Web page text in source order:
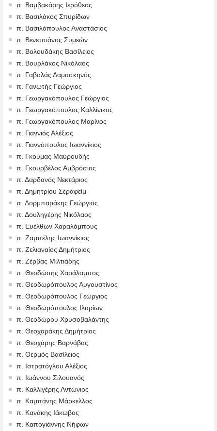
π. Βαμβακάρης Ιερόθεος
π. Βασιλάκος Σπυρίδων
π. Βασιλόπουλος Αναστάσιος
π. Βενετσιάνος Συμεών
π. Βολουδάκης Βασίλειος
π. Βουρλάκος Νικόλαος
π. Γαβαλάς Δαμασκηνός
π. Γανωτής Γεώργιος
π. Γεωργακόπουλος Γεώργιος
π. Γεωργακόπουλος Καλλίνικος
π. Γεωργακόπουλος Μαρίνος
π. Γιαννιός Αλέξιος
π. Γιαννόπουλος Ιωαννίκιος
π. Γκούμας Μαυρουδής
π. Γκουρβέλος Αμβρόσιος
π. Δαρδανός Νεκτάριος
π. Δημητρίου Σεραφείμ
π. Δορμπαράκης Γεώργιος
π. Δουληγέρης Νικόλαος
π. Ευέλθων Χαραλάμπους
π. Ζαμπέλης Ιωαννίκιος
π. Ζελιαναίος Δημήτριος
π. Ζέρβας Μιλτιάδης
π. Θεοδώσης Χαράλαμπος
π. Θεοδωρόπουλος Αυγουστίνος
π. Θεοδωρόπουλος Γεώργιος
π. Θεοδωρόπουλος Ιλαρίων
π. Θεοδώρου Χρυσοβαλάντης
π. Θεοχαράκης Δημήτριος
π. Θεοχάρης Βαρνάβας
π. Θερμός Βασίλειος
π. Ιστρατόγλου Αλέξιος
π. Ιωάννου Σιλουανός
π. Καλλιγέρης Αντώνιος
π. Καμπάνης Μάρκελλος
π. Κανάκης Ιάκωβος
π. Καπογιάννης Νήφων